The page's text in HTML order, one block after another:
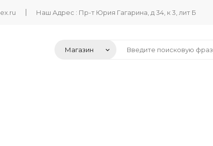
Наш Адрес : Пр-т Юрия Гагарина, д 34, к 3, лит Б